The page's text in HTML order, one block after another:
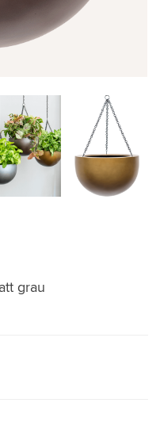
grau